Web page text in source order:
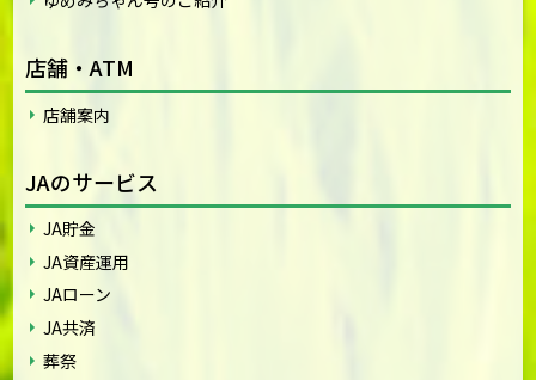
店舗・ATM
店舗案内
JAのサービス
JA貯金
JA資産運用
JAローン
JA共済
葬祭